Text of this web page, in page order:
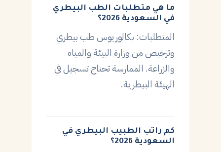
ما هي متطلبات الطب البيطري
في السعودية 2026؟
المتطلبات: بكالوريوس طب بيطري
وترخيص من وزارة البيئة والمياه
والزراعة. الممارسة تحتاج تسجيل في
الهيئة البيطرية.
كم راتب الطبيب البيطري في
السعودية 2026؟